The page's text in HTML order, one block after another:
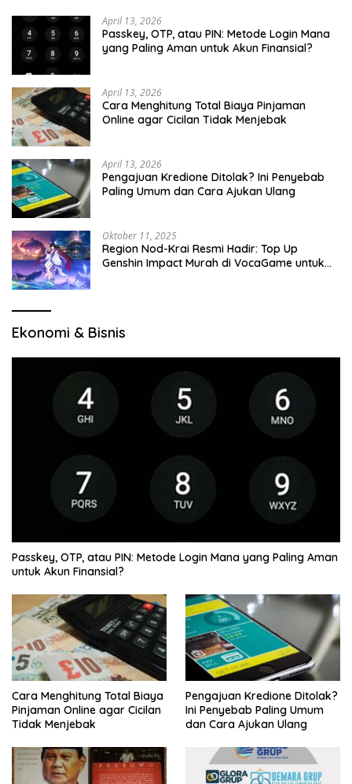
April 13, 2026
Passkey, OTP, atau PIN: Metode Login Mana
yang Paling Aman untuk Akun Finansial?
April 13, 2026
Cara Menghitung Total Biaya Pinjaman
Online agar Cicilan Tidak Menjebak
April 13, 2026
Pengajuan Kredione Ditolak? Ini Penyebab
Paling Umum dan Cara Ajukan Ulang
Oktober 11, 2025
Region Nod-Krai Resmi Hadir: Top Up
Genshin Impact Murah di VocaGame untuk
Ekonomi & Bisnis
Passkey, OTP, atau PIN: Metode Login Mana yang Paling Aman
untuk Akun Finansial?
Cara Menghitung Total Biaya
Pinjaman Online agar Cicilan
Tidak Menjebak
Pengajuan Kredione Ditolak?
Ini Penyebab Paling Umum
dan Cara Ajukan Ulang